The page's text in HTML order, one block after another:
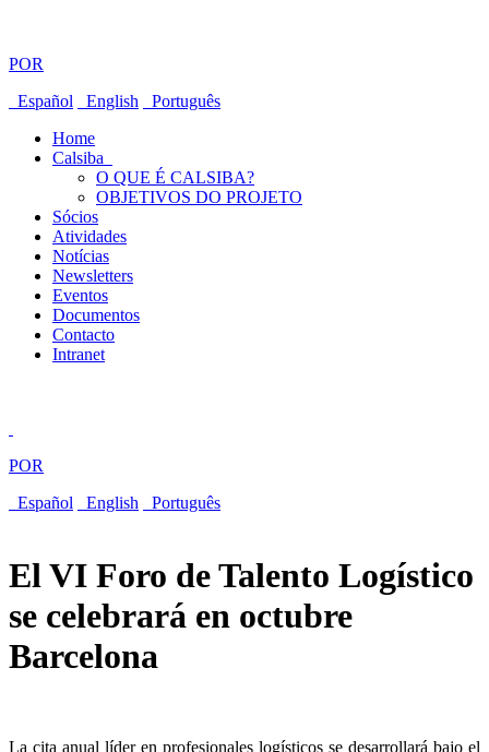
POR
Español
English
Português
Home
Calsiba
O QUE É CALSIBA?
OBJETIVOS DO PROJETO
Sócios
Atividades
Notícias
Newsletters
Eventos
Documentos
Contacto
Intranet
POR
Español
English Português
El VI Foro de Talento Logístico
se celebrará en octubre
Barcelona
La cita anual líder en profesionales logísticos se desarrollará bajo el